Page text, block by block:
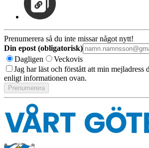
Prenumerera så du inte missar något nytt!
Din epost (obligatorisk)
Dagligen
Veckovis
Jag har läst och förstått att min mejladress
enligt informationen ovan.